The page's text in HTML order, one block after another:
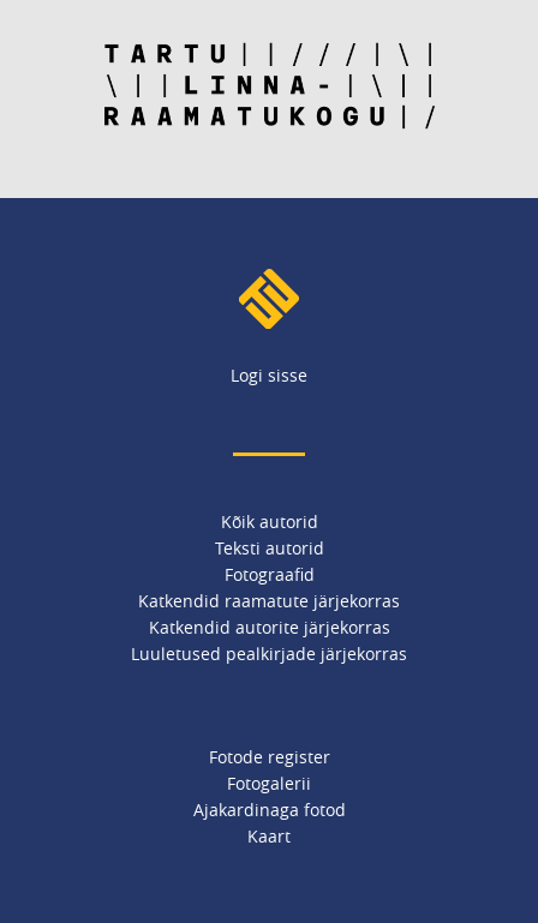
Logi sisse
Kõik autorid
Teksti autorid
Fotograafid
Katkendid raamatute järjekorras
Katkendid autorite järjekorras
Luuletused pealkirjade järjekorras
Fotode register
Fotogalerii
Ajakardinaga fotod
Kaart